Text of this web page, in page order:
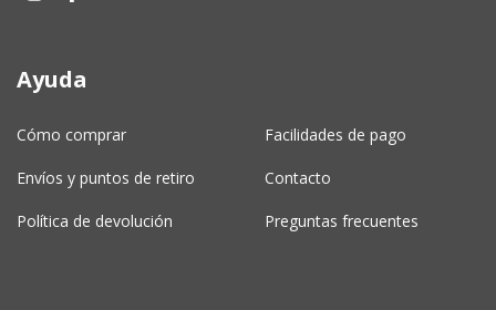
Ayuda
Cómo comprar Facilidades de pago
Envíos y puntos de retiro Contacto
Política de devolución Preguntas frecuentes